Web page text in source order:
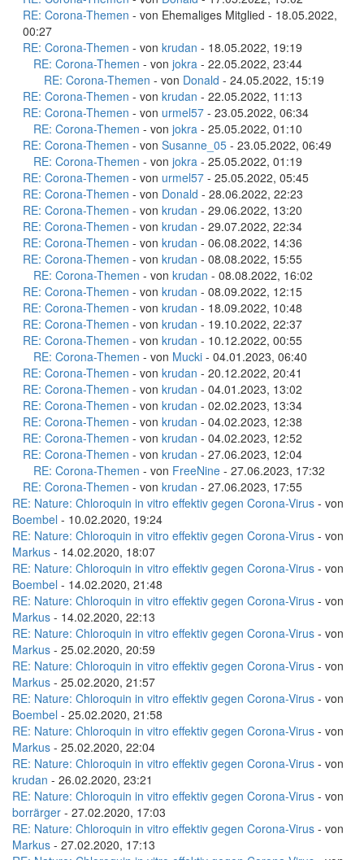
RE: Corona-Themen - von Ehemaliges Mitglied - 18.05.2022,
00:27
RE: Corona-Themen - von krudan - 18.05.2022, 19:19
RE: Corona-Themen - von jokra - 22.05.2022, 23:44
RE: Corona-Themen - von Donald - 24.05.2022, 15:19
RE: Corona-Themen - von krudan - 22.05.2022, 11:13
RE: Corona-Themen - von urmel57 - 23.05.2022, 06:34
RE: Corona-Themen - von jokra - 25.05.2022, 01:10
RE: Corona-Themen - von Susanne_05 - 23.05.2022, 06:49
RE: Corona-Themen - von jokra - 25.05.2022, 01:19
RE: Corona-Themen - von urmel57 - 25.05.2022, 05:45
RE: Corona-Themen - von Donald - 28.06.2022, 22:23
RE: Corona-Themen - von krudan - 29.06.2022, 13:20
RE: Corona-Themen - von krudan - 29.07.2022, 22:34
RE: Corona-Themen - von krudan - 06.08.2022, 14:36
RE: Corona-Themen - von krudan - 08.08.2022, 15:55
RE: Corona-Themen - von krudan - 08.08.2022, 16:02
RE: Corona-Themen - von krudan - 08.09.2022, 12:15
RE: Corona-Themen - von krudan - 18.09.2022, 10:48
RE: Corona-Themen - von krudan - 19.10.2022, 22:37
RE: Corona-Themen - von krudan - 10.12.2022, 00:55
RE: Corona-Themen - von Mucki - 04.01.2023, 06:40
RE: Corona-Themen - von krudan - 20.12.2022, 20:41
RE: Corona-Themen - von krudan - 04.01.2023, 13:02
RE: Corona-Themen - von krudan - 02.02.2023, 13:34
RE: Corona-Themen - von krudan - 04.02.2023, 12:38
RE: Corona-Themen - von krudan - 04.02.2023, 12:52
RE: Corona-Themen - von krudan - 27.06.2023, 12:04
RE: Corona-Themen - von FreeNine - 27.06.2023, 17:32
RE: Corona-Themen - von krudan - 27.06.2023, 17:55
RE: Nature: Chloroquin in vitro effektiv gegen Corona-Virus - von
Boembel - 10.02.2020, 19:24
RE: Nature: Chloroquin in vitro effektiv gegen Corona-Virus - von
Markus - 14.02.2020, 18:07
RE: Nature: Chloroquin in vitro effektiv gegen Corona-Virus - von
Boembel - 14.02.2020, 21:48
RE: Nature: Chloroquin in vitro effektiv gegen Corona-Virus - von
Markus - 14.02.2020, 22:13
RE: Nature: Chloroquin in vitro effektiv gegen Corona-Virus - von
Markus - 25.02.2020, 20:59
RE: Nature: Chloroquin in vitro effektiv gegen Corona-Virus - von
Markus - 25.02.2020, 21:57
RE: Nature: Chloroquin in vitro effektiv gegen Corona-Virus - von
Boembel - 25.02.2020, 21:58
RE: Nature: Chloroquin in vitro effektiv gegen Corona-Virus - von
Markus - 25.02.2020, 22:04
RE: Nature: Chloroquin in vitro effektiv gegen Corona-Virus - von
krudan - 26.02.2020, 23:21
RE: Nature: Chloroquin in vitro effektiv gegen Corona-Virus - von
borrärger - 27.02.2020, 17:03
RE: Nature: Chloroquin in vitro effektiv gegen Corona-Virus - von
Markus - 27.02.2020, 17:13